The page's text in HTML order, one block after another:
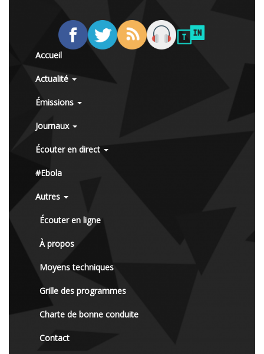
Accueil
Actualité
Émissions
Journaux
Écouter en direct
#Ebola
Autres
Écouter en ligne
À propos
Moyens techniques
Grille des programmes
Charte de bonne conduite
Contact